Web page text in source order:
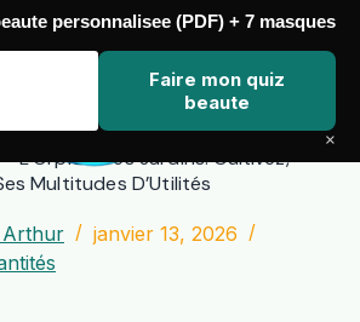
L’Orpion Des Jardins: Cultivez,
Multitudes D’Utilités
Arthur
janvier 13, 2026
personnalisee (PDF) + 7 masques
Faire mon quiz
beaute
×